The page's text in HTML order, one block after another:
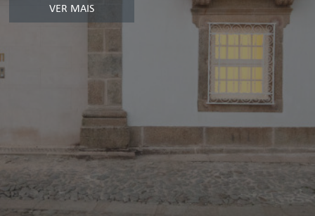
VER MAIS